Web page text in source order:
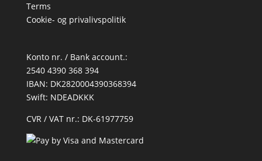
Terms
Cookie- og privalivspolitik
Konto nr. / Bank account.:
2540 4390 368 394
IBAN: DK2820004390368394
Swift: NDEADKKK
CVR / VAT nr.: DK-61977759